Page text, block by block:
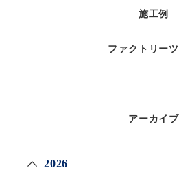
施工例
ファクトリー
アーカイブ
2026